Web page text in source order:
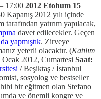
17:00 2012 Etohum 15
Kapanış 2012 yılı içinde
tarafından yatırım yapılacak,
davet edilecekler. Geçen
yapmıştık. Zirveye
yeterli olacaktır. (Katılım
Ocak 2012, Cumartesi Saat:
/ Beşiktaş / İstanbul
sosyolog ve bestseller
bir eğitmen olan Stefano
ve önemli kongre ve